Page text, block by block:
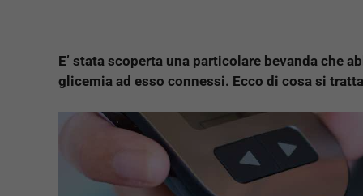
E’ stata scoperta una particolare bevanda che
glicemia ad esso connessi. Ecco di cosa si